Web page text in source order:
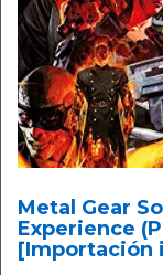
Metal Gear
Experience
[Importación